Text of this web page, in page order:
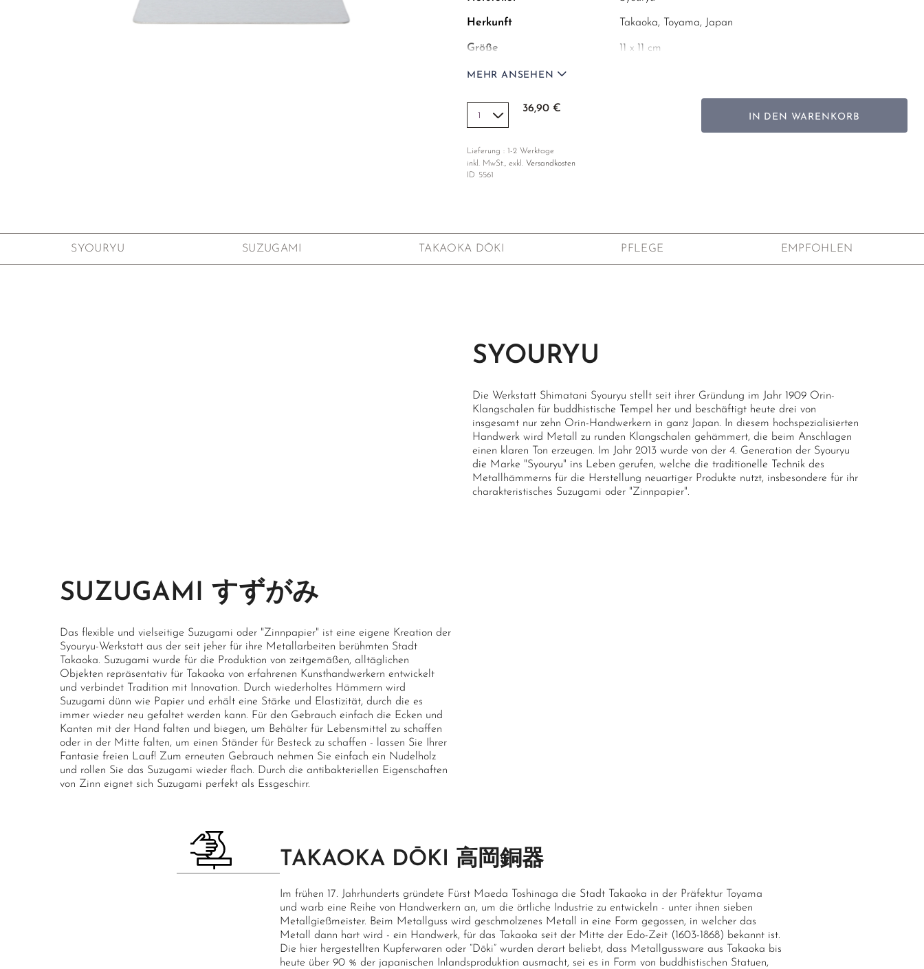
Herkunft Takaoka, Toyama, Japan
Größe 11 x 11 cm
Material
MEHR ANSEHEN
36,90 €
IN DEN WARENKORB
Lieferung : 1-2 Werktage
inkl. MwSt., exkl. Versandkosten
ID 5561
SYOURYU SUZUGAMI TAKAOKA DŌKI PFLEGE EMPFOHLEN
SYOURYU
Die Werkstatt Shimatani Syouryu stellt seit ihrer Gründung im Jahr 1909 Orin-
Klangschalen für buddhistische Tempel her und beschäftigt heute drei von
insgesamt nur zehn Orin-Handwerkern in ganz Japan. In diesem hochspezialisierten
Handwerk wird Metall zu runden Klangschalen gehämmert, die beim Anschlagen
einen klaren Ton erzeugen. Im Jahr 2013 wurde von der 4. Generation der Syouryu
die Marke "Syouryu" ins Leben gerufen, welche die traditionelle Technik des
Metallhämmerns für die Herstellung neuartiger Produkte nutzt, insbesondere für ihr
charakteristisches Suzugami oder "Zinnpapier".
SUZUGAMI すずがみ
Das flexible und vielseitige Suzugami oder "Zinnpapier" ist eine eigene Kreation der
Syouryu-Werkstatt aus der seit jeher für ihre Metallarbeiten berühmten Stadt
Takaoka. Suzugami wurde für die Produktion von zeitgemäßen, alltäglichen
Objekten repräsentativ für Takaoka von erfahrenen Kunsthandwerkern entwickelt
und verbindet Tradition mit Innovation. Durch wiederholtes Hämmern wird
Suzugami dünn wie Papier und erhält eine Stärke und Elastizität, durch die es
immer wieder neu gefaltet werden kann. Für den Gebrauch einfach die Ecken und
Kanten mit der Hand falten und biegen, um Behälter für Lebensmittel zu schaffen
oder in der Mitte falten, um einen Ständer für Besteck zu schaffen - lassen Sie Ihrer
Fantasie freien Lauf! Zum erneuten Gebrauch nehmen Sie einfach ein Nudelholz
und rollen Sie das Suzugami wieder flach. Durch die antibakteriellen Eigenschaften
von Zinn eignet sich Suzugami perfekt als Essgeschirr.
TAKAOKA DŌKI 高岡銅器
Im frühen 17. Jahrhunderts gründete Fürst Maeda Toshinaga die Stadt Takaoka in der Präfektur Toyama
und warb eine Reihe von Handwerkern an, um die örtliche Industrie zu entwickeln - unter ihnen sieben
Metallgießmeister. Beim Metallguss wird geschmolzenes Metall in eine Form gegossen, in welcher das
Metall dann hart wird - ein Handwerk, für das Takaoka seit der Mitte der Edo-Zeit (1603-1868) bekannt ist.
Die hier hergestellten Kupferwaren oder “Dōki” wurden derart beliebt, dass Metallgussware aus Takaoka bis
heute über 90 % der japanischen Inlandsproduktion ausmacht, sei es in Form von buddhistischen Statuen,